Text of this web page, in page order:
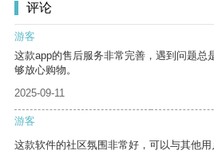
评论
游客
这款app的售后服务非常完善，遇到问题总
够放心购物。
2025-09-11
游客
这款软件的社区氛围非常好，可以与其他用